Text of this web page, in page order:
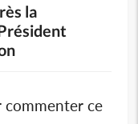
la
commenter ce